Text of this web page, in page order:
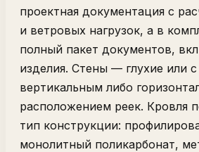
проектная документация с
и ветровых нагрузок, а в
полный пакет документов,
изделия. Стены — глухие или
вертикальным либо
расположением реек. Кровля
тип конструкции:
монолитный поликарбонат,